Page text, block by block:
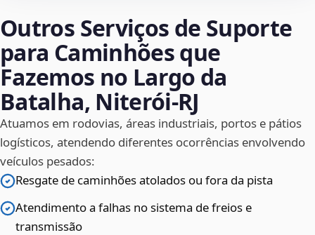
Outros Serviços de Suporte
para Caminhões que
Fazemos no Largo da
Batalha, Niterói‑RJ
Atuamos em rodovias, áreas industriais, portos e pátios
logísticos, atendendo diferentes ocorrências envolvendo
veículos pesados:
Resgate de caminhões atolados ou fora da pista
Atendimento a falhas no sistema de freios e
transmissão